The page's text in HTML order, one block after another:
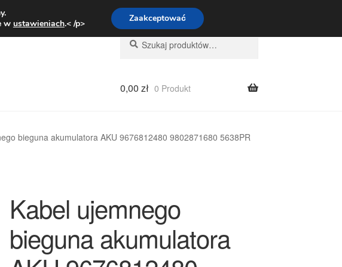
Pn.-pt. 9:00-16:00800 003 167
Szukaj:
Szukaj
0,00 zł 0 Produkt
bieguna akumulatora AKU 9676812480 9802871680 5638PR
Kabel ujemnego
bieguna akumulatora
w ustawieniach.< /p> Zaakceptować